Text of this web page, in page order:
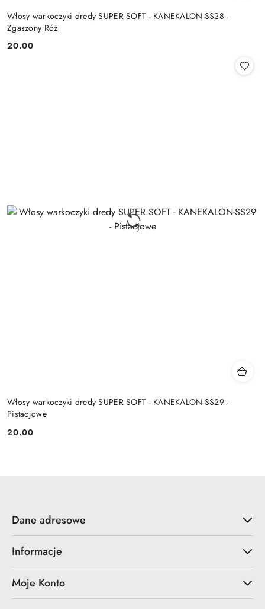
Włosy warkoczyki dredy SUPER SOFT - KANEKALON-SS28 -
Zgaszony Róż
Cena:
20.00
Włosy warkoczyki dredy SUPER SOFT - KANEKALON-SS29 -
Pistacjowe
Cena:
20.00
Dane adresowe
Informacje
Moje Konto